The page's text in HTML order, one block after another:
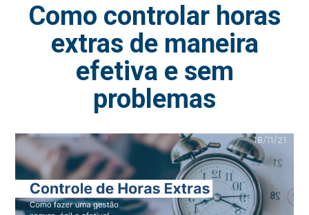
Como controlar horas
extras de maneira
efetiva e sem
problemas
18/11/21